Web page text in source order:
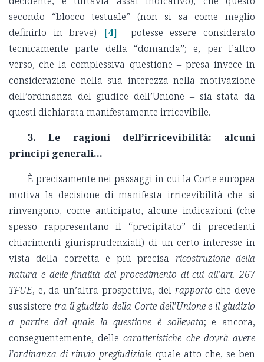
secondo “blocco testuale” (non si sa come meglio
definirlo in breve)
[4] potesse essere considerato
tecnicamente parte della “domanda”; e, per l’altro
verso, che la complessiva questione ‒ presa invece in
considerazione nella sua interezza nella motivazione
dell’ordinanza del giudice dell’Unione ‒ sia stata da
questi dichiarata manifestamente irricevibile.
3. Le ragioni dell’irricevibilità: alcuni
principi generali…
È precisamente nei passaggi in cui la Corte europea
motiva la decisione di manifesta irricevibilità che si
rinvengono, come anticipato, alcune indicazioni (che
spesso rappresentano il “precipitato” di precedenti
chiarimenti giurisprudenziali) di un certo interesse in
vista della corretta e più precisa ricostruzione della
natura e delle finalità del procedimento di cui all’art. 267
TFUE, e, da un’altra prospettiva, del rapporto che deve
sussistere tra il giudizio della Corte dell’Unione e il giudizio
a partire dal quale la questione è sollevata; e ancora,
conseguentemente, dellecaratteristiche che dovrà avere
l’ordinanza di rinvio pregiudiziale quale atto che, se ben